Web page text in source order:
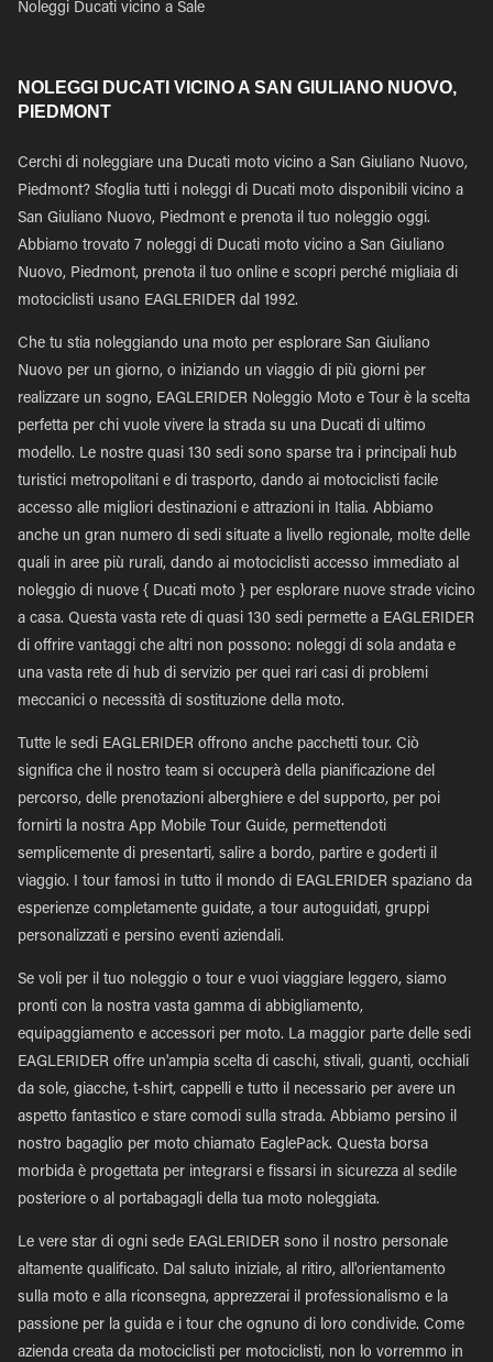
Noleggi Ducati vicino a Sale
NOLEGGI DUCATI VICINO A SAN GIULIANO NUOVO,
PIEDMONT
Cerchi di noleggiare una Ducati moto vicino a San Giuliano Nuovo,
Piedmont? Sfoglia tutti i noleggi di Ducati moto disponibili vicino a
San Giuliano Nuovo, Piedmont e prenota il tuo noleggio oggi.
Abbiamo trovato 7 noleggi di Ducati moto vicino a San Giuliano
Nuovo, Piedmont, prenota il tuo online e scopri perché migliaia di
motociclisti usano EAGLERIDER dal 1992.
Che tu stia noleggiando una moto per esplorare San Giuliano
Nuovo per un giorno, o iniziando un viaggio di più giorni per
realizzare un sogno, EAGLERIDER Noleggio Moto e Tour è la scelta
perfetta per chi vuole vivere la strada su una Ducati di ultimo
modello. Le nostre quasi 130 sedi sono sparse tra i principali hub
turistici metropolitani e di trasporto, dando ai motociclisti facile
accesso alle migliori destinazioni e attrazioni in Italia. Abbiamo
anche un gran numero di sedi situate a livello regionale, molte delle
quali in aree più rurali, dando ai motociclisti accesso immediato al
noleggio di nuove { Ducati moto } per esplorare nuove strade vicino
a casa. Questa vasta rete di quasi 130 sedi permette a EAGLERIDER
di offrire vantaggi che altri non possono: noleggi di sola andata e
una vasta rete di hub di servizio per quei rari casi di problemi
meccanici o necessità di sostituzione della moto.
Tutte le sedi EAGLERIDER offrono anche pacchetti tour. Ciò
significa che il nostro team si occuperà della pianificazione del
percorso, delle prenotazioni alberghiere e del supporto, per poi
fornirti la nostra App Mobile Tour Guide, permettendoti
semplicemente di presentarti, salire a bordo, partire e goderti il
viaggio. I tour famosi in tutto il mondo di EAGLERIDER spaziano da
esperienze completamente guidate, a tour autoguidati, gruppi
personalizzati e persino eventi aziendali.
Se voli per il tuo noleggio o tour e vuoi viaggiare leggero, siamo
pronti con la nostra vasta gamma di abbigliamento,
equipaggiamento e accessori per moto. La maggior parte delle sedi
EAGLERIDER offre un'ampia scelta di caschi, stivali, guanti, occhiali
da sole, giacche, t-shirt, cappelli e tutto il necessario per avere un
aspetto fantastico e stare comodi sulla strada. Abbiamo persino il
nostro bagaglio per moto chiamato EaglePack. Questa borsa
morbida è progettata per integrarsi e fissarsi in sicurezza al sedile
posteriore o al portabagagli della tua moto noleggiata.
Le vere star di ogni sede EAGLERIDER sono il nostro personale
altamente qualificato. Dal saluto iniziale, al ritiro, all'orientamento
sulla moto e alla riconsegna, apprezzerai il professionalismo e la
passione per la guida e i tour che ognuno di loro condivide. Come
azienda creata da motociclisti per motociclisti, non lo vorremmo in